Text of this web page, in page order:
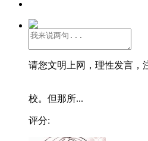
请您文明上网，理性发言，
校。但那所...
评分: